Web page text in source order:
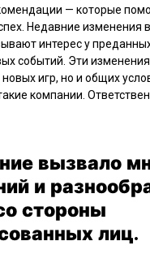
— которые
Недавние изменения
интерес у
событий. Эти
игр, но и общих
компании.
вызвало
и
стороны
лиц.